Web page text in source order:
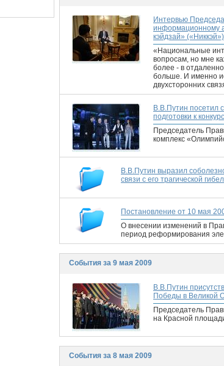
Интервью
информационному
кэйдзай» («Никкэй»)
«Национальные
вопросам, но мне
более - в
больше. И именно
двухсторонних
В.В.Путин посетил
подготовки к
Председатель
комплекс
В.В.Путин выразил
связи с его трагической
Постановление от 10 мая
О внесении изменений в
период реформирования
События за 9 мая 2009
В.В.Путин
Победы в Великой
Председатель
на Красной
События за 8 мая 2009